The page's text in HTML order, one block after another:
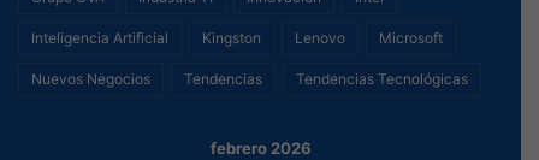
Inteligencia Artificial Kingston Lenovo Microsoft
Nuevos Negocios Tendencias Tendencias Tecnológicas
febrero 2026